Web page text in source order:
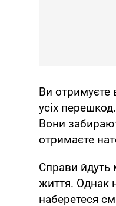
Ви отримуєте
усіх
Вони
отримаєте
Справи йдуть
життя. Однак
наберетеся